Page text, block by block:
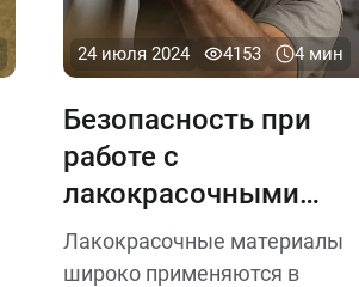
24 июля 2024 4153 4 мин
Безопасность при
работе с
лакокрасочными
материалами
Лакокрасочные материалы
широко применяются в